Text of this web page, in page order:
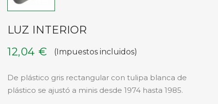
LUZ INTERIOR
12,04 €
(Impuestos incluidos)
De plástico gris rectangular con tulipa blanca de
plástico se ajustó a minis desde 1974 hasta 1985.